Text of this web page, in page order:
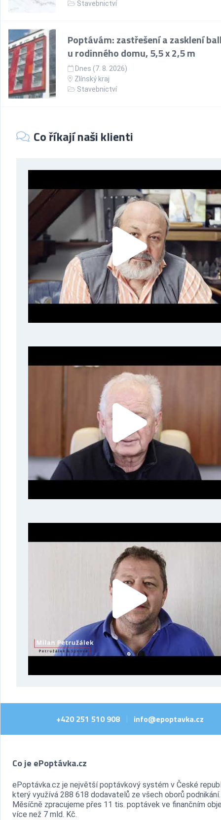
Stavebnictví
Poptávám: zastřešení a zasklení
u rodinného domu, 5,5 x 2,5 m
Dnes (7. 8. 2026)
Zlínský kraj
Stavebnictví
Co říkají naši klienti
+420 251 510 908 info@epoptavka.cz
Co je ePoptávka.cz
ePoptávka.cz je největší poptávkový systém v České
který využívá 288 618 dodavatelů ze všech oborů podnikání.
Měsíčně zpracujeme přes 11 tis. poptávek ve finančním
více než 7 mld. Kč.